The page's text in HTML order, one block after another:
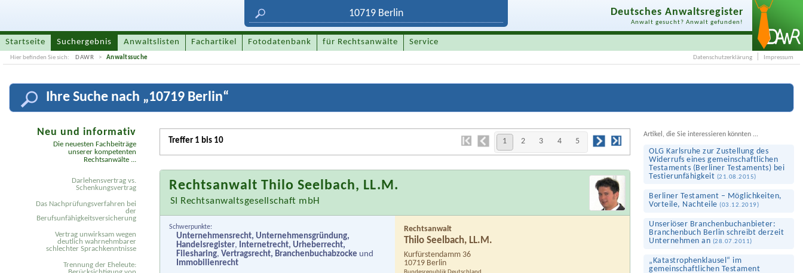
Deutsches Anwaltsregister
Anwalt gesucht? Anwalt gefunden!
Startseite Suchergebnis Anwaltslisten Fachartikel Fotodatenbank für Rechtsanwälte Service
Hier befinden Sie sich: DAWR Anwaltssuche Datenschutzerklärung Impressum
Ihre Suche nach „10719 Berlin“
Treffer 1 bis 10 1 2 3 4 5
Rechtsanwalt Thilo Seelbach, LL.M.
SI Rechtsanwaltsgesellschaft mbH
Rechtsanwalt
Thilo Seelbach, LL.M.
Kurfürstendamm 36
10719 Berlin
Schwerpunkte:
Unternehmensrecht, Unternehmensgründung,
Handelsregister, Internetrecht, Urheberrecht,
Filesharing,Vertragsrecht, Branchenbuchabzocke und
Immobilienrecht
Artikel, die Sie interessieren könnten ...
OLG Karlsruhe zur Zustellung des
Widerrufs eines gemeinschaftlichen
Testaments (Berliner Testaments) bei
Testierunfähigkeit (21.08.2015)
Berliner Testament – Möglichkeiten,
Vorteile, Nachteile(03.12.2019)
Unseriöser Branchenbuchanbieter:
Branchenbuch Berlin schreibt derzeit
Unternehmen an (28.07.2011)
„Katastrophen­klausel“ im
gemeinschaft­lichen Testament
Neu und informativ
Die neuesten Fachbeiträge
unserer kompetenten
Rechtsanwälte ...
Darlehensvertrag vs.
Schenkungsvertrag
Das Nachprüfungsverfahren bei
der
Berufsunfähigkeitsversicherung
Vertrag unwirksam wegen
deutlich wahrnehmbarer
schlechter Sprachkenntnisse
Trennung der Eheleute: